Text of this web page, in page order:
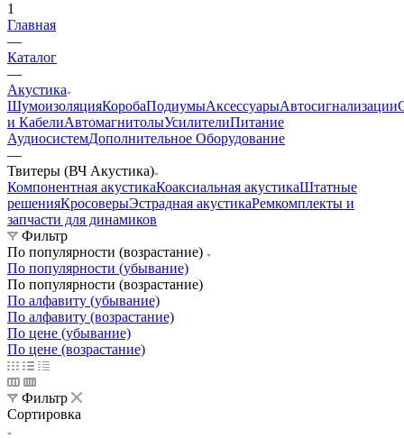
1
Главная
—
Каталог
—
Акустика
ШумоизоляцияКоробаПодиумыАксессуарыАвтосигнализации
и КабелиАвтомагнитолыУсилителиПитание
АудиосистемДополнительное Оборудование
—
Твитеры (ВЧ Акустика)
Компонентная акустикаКоаксиальная акустикаШтатные
решенияКросоверыЭстрадная акустикаРемкомплекты и
запчасти для динамиков
Фильтр
По популярности (возрастание)
По популярности (убывание)
По популярности (возрастание)
По алфавиту (убывание)
По алфавиту (возрастание)
По цене (убывание)
По цене (возрастание)
Фильтр
Сортировка